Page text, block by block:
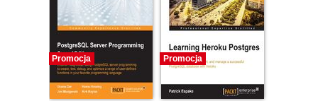
Promocja Promocja